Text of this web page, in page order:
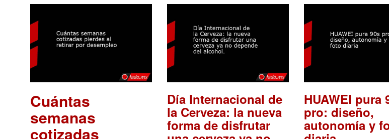
Cuántas
semanas
cotizadas
Día Internacional de
la Cerveza: la nueva
forma de disfrutar
HUAWEI pura
pro: diseño,
autonomía y